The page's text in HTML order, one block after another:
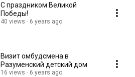
С праздником Великой
Победы!
40 views 6 years ago
Визит омбудсмена в
Разуменский детский дом
16 views 6 years ago